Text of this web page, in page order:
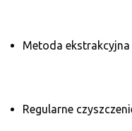
Metoda ekstrakcyjna
Regularne